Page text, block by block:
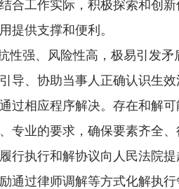
工作实际，积极探索和创新
提供支撑和便利。
、风险性高，极易引发矛
导、协助当事人正确认识生
过相应程序解决。存在和解
专业的要求，确保要素齐全
行执行和解协议向人民法院提
律师调解等方式化解执行